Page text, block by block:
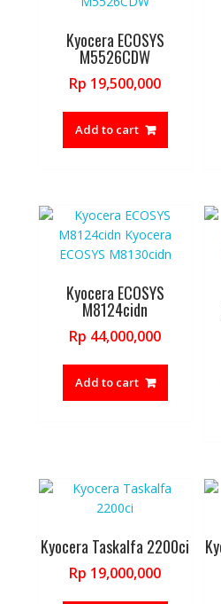
Kyocera ECOSYS
M5526CDW
Rp 19,500,000
Add to cart
Kyocera ECOSYS
M8124cidn
Rp 44,000,000
Add to cart
Kyocera Taskalfa 2200ci
Rp 19,000,000